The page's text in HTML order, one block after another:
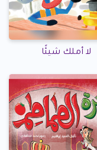
لا أملك شيئًا